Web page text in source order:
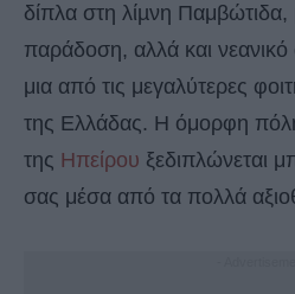
δίπλα στη λίµνη Παμβώτιδα,
παράδοση, αλλά και
μια από τις μεγαλύτερες
της Ελλάδας. Η όμορφη
της Ηπείρου ξεδιπλώνεται
σας μέσα από τα πολλά